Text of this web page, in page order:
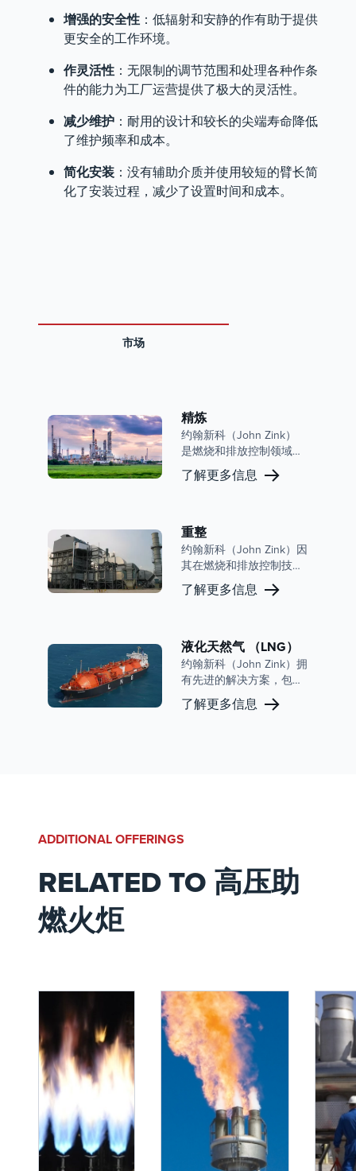
增强的安全性：低辐射和安静的作有助于提供
更安全的工作环境。
作灵活性：无限制的调节范围和处理各种作条
件的能力为工厂运营提供了极大的灵活性。
减少维护 ：耐用的设计和较长的尖端寿命降低
了维护频率和成本。
简化安装 ：没有辅助介质并使用较短的臂长简
化了安装过程，减少了设置时间和成本。
市场
精炼
约翰新科（John Zink）
是燃烧和排放控制领域的
全球领导者，在炼油市场
拥有强大的影响力。我们
汽控制系统，旨在提高炼
油运营的运营效率、安全
性和环境合规性。
了解更多信息
重整
约翰新科（John Zink）因
其在燃烧和排放控制技术
方面的丰富经验和前沿解
决方案而受到认可。约翰
如一地提供先进的技术，
以优化炼油厂运营并确保
符合严格的环境法规。
了解更多信息
液化天然气 （LNG）
约翰新科（John Zink）拥
有先进的解决方案，包括
火炬和蒸汽回收系统，旨
在优化液化天然气运营并
了解更多信息
ADDITIONAL OFFERINGS
RELATED TO 高压助
燃火炬